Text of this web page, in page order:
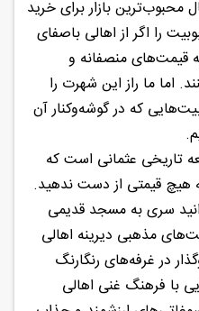
بازار برای خرید
را اگر از اهالی باصفای
قیمت‌های منصفانه و
اما ما راز این شهرت را
که در گوشه‌وکنار آن
تاریخی عثمانی است که
هیچ قیمتی از دست ندهید.
سری به مسجد قدیمی
مذهبی دیرینه اهالی
در غرفه‌های رنگارنگ
با فرهنگ غنی اهالی